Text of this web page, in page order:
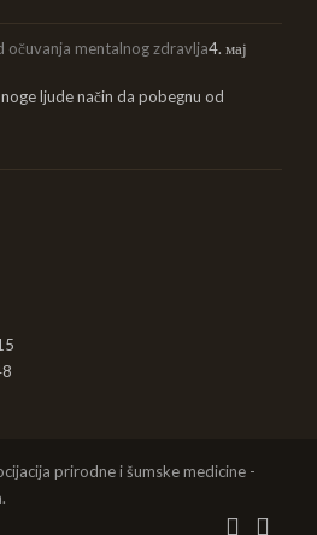
očuvanja mentalnog zdravlja4. мај
ljude način da pobegnu od
prirodne i šumske medicine -